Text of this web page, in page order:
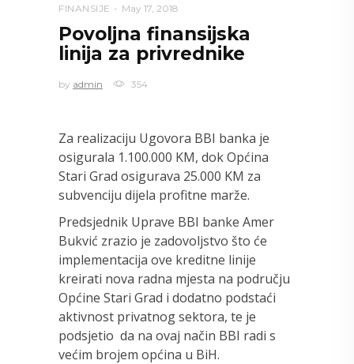
FINANSIJE May 17, 2018
Povoljna finansijska
linija za privrednike
by admin 354
Za realizaciju Ugovora BBI banka je
osigurala 1.100.000 KM, dok Općina
Stari Grad osigurava 25.000 KM za
subvenciju dijela profitne marže.
Predsjednik Uprave BBI banke Amer
Bukvić zrazio je zadovoljstvo što će
implementacija ove kreditne linije
kreirati nova radna mjesta na području
Općine Stari Grad i dodatno podstaći
aktivnost privatnog sektora, te je
podsjetio da na ovaj način BBI radi s
većim brojem općina u BiH.